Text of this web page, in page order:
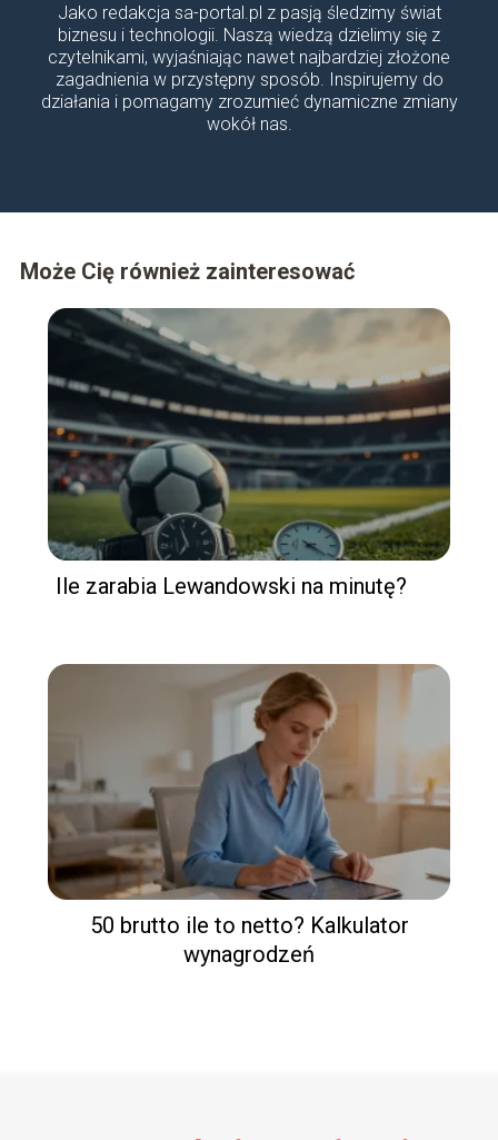
Jako redakcja sa-portal.pl z pasją śledzimy świat
biznesu i technologii. Naszą wiedzą dzielimy się z
czytelnikami, wyjaśniając nawet najbardziej złożone
zagadnienia w przystępny sposób. Inspirujemy do
działania i pomagamy zrozumieć dynamiczne zmiany
wokół nas.
Może Cię również zainteresować
Ile zarabia Lewandowski na minutę?
50 brutto ile to netto? Kalkulator
wynagrodzeń